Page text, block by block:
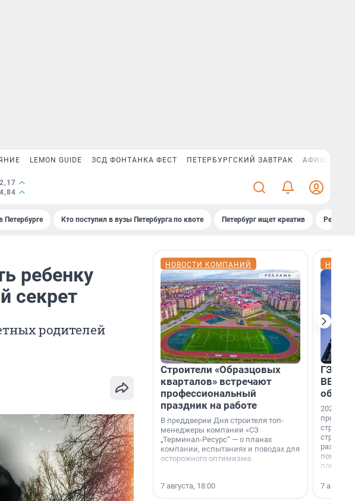
LEMON GUIDE ЗСД ФОНТАНКА ФЕСТ ПЕТЕРБУРГСКИЙ ЗАВТРАК АФИША PLUS
Петербурге Кто поступил в вузы Петербурга по квоте Петербург ищет креатив
ребенку
секрет
родителей
НОВОСТИ КОМПАНИЙ
Строители «Образцовых
кварталов» встречают
профессиональный
праздник на работе
В преддверии Дня строителя топ-
менеджеры компании «СЗ
„Терминал-Ресурс“ — о планах
компании, испытаниях и поводах для
осторожного оптимизма.
7 августа, 18:00
ГЭС,
ВВП: в
об
2026-й —
раз. В
7